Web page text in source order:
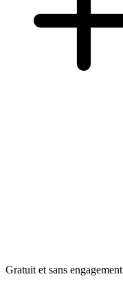
Gratuit et sans engagement